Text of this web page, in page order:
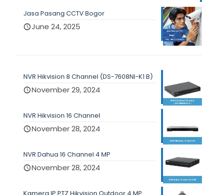
Jasa Pasang CCTV Bogor
June 24, 2025
NVR Hikvision 8 Channel (DS-7608NI-K1 B)
November 29, 2024
NVR Hikvision 16 Channel
November 28, 2024
NVR Dahua 16 Channel 4 MP
November 28, 2024